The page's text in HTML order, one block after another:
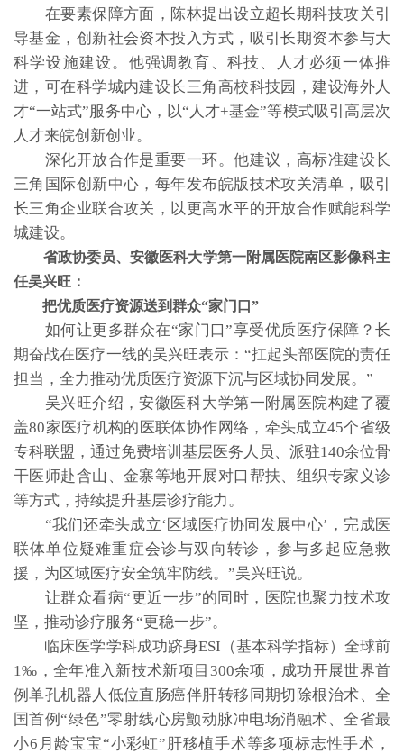
在要素保障方面，陈林提出设立超长期科技攻关引
导基金，创新社会资本投入方式，吸引长期资本参与大
科学设施建设。他强调教育、科技、人才必须一体推
进，可在科学城内建设长三角高校科技园，建设海外人
才“一站式”服务中心，以“人才+基金”等模式吸引高层次
人才来皖创新创业。
深化开放合作是重要一环。他建议，高标准建设长
三角国际创新中心，每年发布皖版技术攻关清单，吸引
长三角企业联合攻关，以更高水平的开放合作赋能科学
城建设。
省政协委员、安徽医科大学第一附属医院南区影像科主
任吴兴旺：
把优质医疗资源送到群众“家门口”
如何让更多群众在“家门口”享受优质医疗保障？长
期奋战在医疗一线的吴兴旺表示：“扛起头部医院的责任
担当，全力推动优质医疗资源下沉与区域协同发展。”
吴兴旺介绍，安徽医科大学第一附属医院构建了覆
盖80家医疗机构的医联体协作网络，牵头成立45个省级
专科联盟，通过免费培训基层医务人员、派驻140余位骨
干医师赴含山、金寨等地开展对口帮扶、组织专家义诊
等方式，持续提升基层诊疗能力。
“我们还牵头成立‘区域医疗协同发展中心’，完成医
联体单位疑难重症会诊与双向转诊，参与多起应急救
援，为区域医疗安全筑牢防线。”吴兴旺说。
让群众看病“更近一步”的同时，医院也聚力技术攻
坚，推动诊疗服务“更稳一步”。
临床医学学科成功跻身ESI（基本科学指标）全球前
1‰，全年准入新技术新项目300余项，成功开展世界首
例单孔机器人低位直肠癌伴肝转移同期切除根治术、全
国首例“绿色”零射线心房颤动脉冲电场消融术、全省最
小6月龄宝宝“小彩虹”肝移植手术等多项标志性手术，